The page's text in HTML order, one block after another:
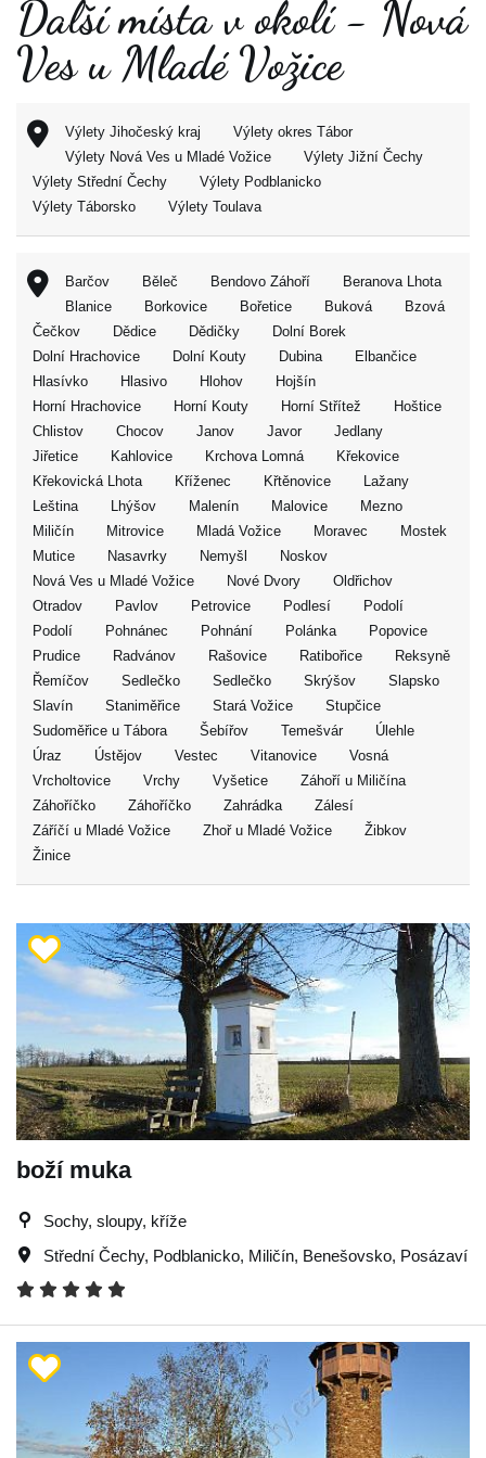
Další místa v okolí - Nová
Ves u Mladé Vožice
Výlety Jihočeský kraj
Výlety okres Tábor
Výlety Nová Ves u Mladé Vožice
Výlety Jižní Čechy
Výlety Střední Čechy
Výlety Podblanicko
Výlety Táborsko
Výlety Toulava
Barčov Běleč Bendovo Záhoří
Beranova Lhota
Blanice
Borkovice Bořetice Buková
Bzová
Čečkov
Dědice Dědičky
Dolní Borek
Dolní Hrachovice
Dolní Kouty Dubina
Elbančice
Hlasívko
Hlasivo Hlohov
Hojšín
Horní Hrachovice
Horní Kouty Horní Střítež
Hoštice
Chlistov
Chocov Janov Javor
Jedlany
Jiřetice
Kahlovice Krchova Lomná
Křekovice
Křekovická Lhota
Kříženec Křtěnovice
Lažany
Leština
Lhýšov Malenín Malovice
Mezno
Miličín
Mitrovice Mladá Vožice Moravec
Mostek
Mutice
Nasavrky Nemyšl
Noskov
Nová Ves u Mladé Vožice
Nové Dvory
Oldřichov
Otradov
Pavlov Petrovice Podlesí
Podolí
Podolí
Pohnánec Pohnání Polánka
Popovice
Prudice
Radvánov Rašovice Ratibořice
Reksyně
Řemíčov
Sedlečko Sedlečko Skrýšov
Slapsko
Slavín
Staniměřice Stará Vožice
Stupčice
Sudoměřice u Tábora
Šebířov Temešvár
Úlehle
Úraz
Ústějov Vestec Vitanovice
Vosná
Vrcholtovice
Vrchy Vyšetice
Záhoří u Miličína
Záhoříčko
Záhoříčko Zahrádka
Zálesí
Záříčí u Mladé Vožice
Zhoř u Mladé Vožice
Žibkov
Žinice
boží muka
Sochy, sloupy, kříže
Střední Čechy, Podblanicko, Miličín, Benešovsko, Posázaví